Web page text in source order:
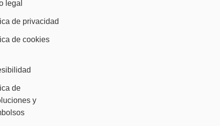
legal
de privacidad
de cookies
de
y